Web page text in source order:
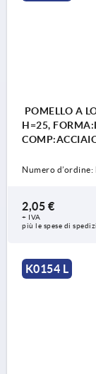
POMELLO A
H=25,
Numero d’ordine:
2,05 €
+ IVA
più le spese di
K0154 L